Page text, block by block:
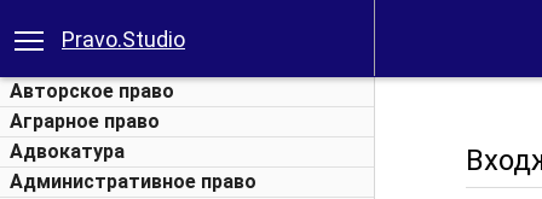
Pravo.Studio
Авторское право
Аграрное право
Адвокатура
Административное право